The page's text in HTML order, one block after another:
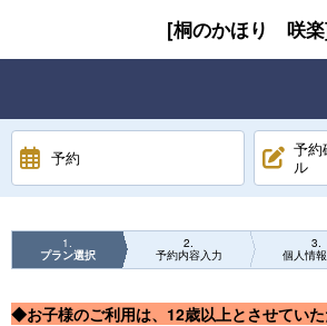
[桐のかほり 咲
予約
予約
ル
1
プラン選択
2
予約内容入力
3
個人情
◆お子様のご利用は、12歳以上とさせていた